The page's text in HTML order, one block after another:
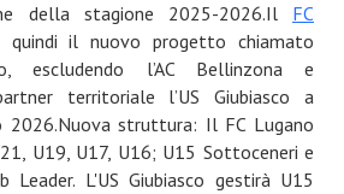
della stagione 2025-2026.Il FC
quindi il nuovo progetto chiamato
escludendo l’AC Bellinzona e
territoriale l’US Giubiasco a
struttura: Il FC Lugano
U19, U17, U16; U15 Sottoceneri e
Leader. L'US Giubiasco gestirà U15